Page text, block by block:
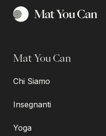
Mat You Can
Chi Siamo
Insegnanti
Yoga